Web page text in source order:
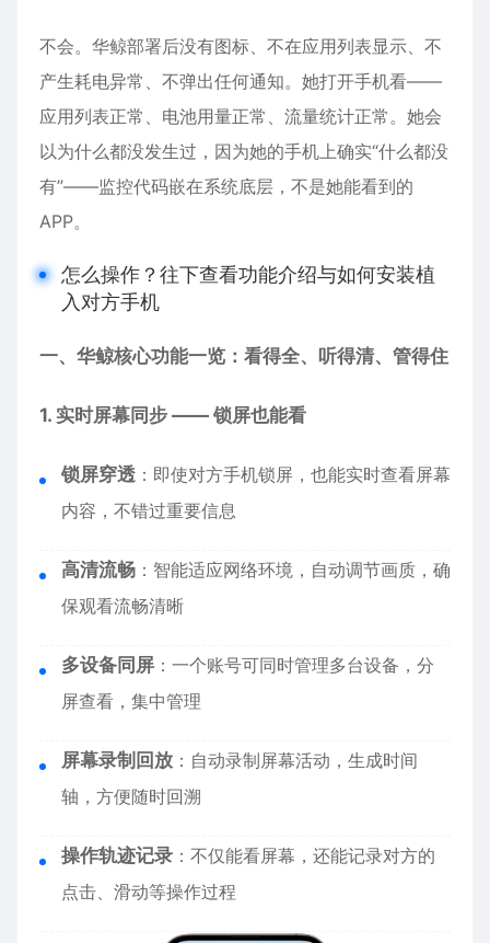
不会。华鲸部署后没有图标、不在应用列表显示、不
产生耗电异常、不弹出任何通知。她打开手机看——
应用列表正常、电池用量正常、流量统计正常。她会
以为什么都没发生过，因为她的手机上确实“什么都没
有”——监控代码嵌在系统底层，不是她能看到的
APP。
怎么操作？往下查看功能介绍与如何安装植
入对方手机
一、华鲸核心功能一览：看得全、听得清、管得住
1. 实时屏幕同步 —— 锁屏也能看
锁屏穿透 ：即使对方手机锁屏，也能实时查看屏幕
内容，不错过重要信息
高清流畅 ：智能适应网络环境，自动调节画质，确
保观看流畅清晰
多设备同屏 ：一个账号可同时管理多台设备，分
屏查看，集中管理
屏幕录制回放 ：自动录制屏幕活动，生成时间
轴，方便随时回溯
操作轨迹记录 ：不仅能看屏幕，还能记录对方的
点击、滑动等操作过程